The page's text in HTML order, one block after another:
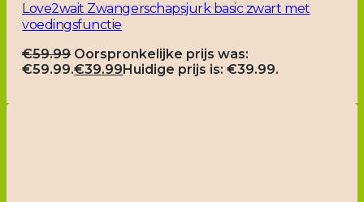
Love2wait Zwangerschapsjurk basic zwart met
voedingsfunctie
€59.99 Oorspronkelijke prijs was:
€59.99.€39.99 Huidige prijs is: €39.99.